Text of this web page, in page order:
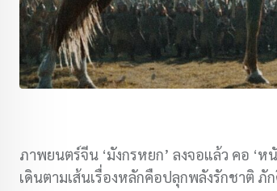
ภาพยนตร์จีน ‘มังกรหยก’ ลงจอแล้ว คอ ‘ห
เดินตามเส้นเรื่องหลักคือปลุกพลังรักชาติ